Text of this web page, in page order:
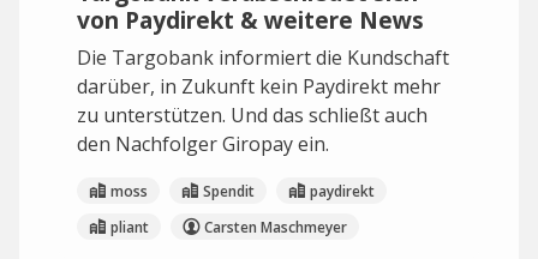
von Paydirekt & weitere News
Die Targobank informiert die Kundschaft
darüber, in Zukunft kein Paydirekt mehr
zu unterstützen. Und das schließt auch
den Nachfolger Giropay ein.
moss Spendit
paydirekt
pliant
Carsten Maschmeyer